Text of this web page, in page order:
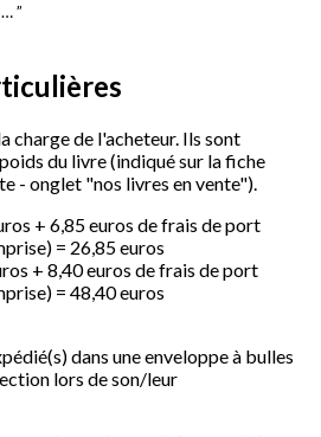
”
charge de l'acheteur. Ils sont
du livre (indiqué sur la fiche
- onglet "nos livres en vente").
+ 6,85 euros de frais de port
= 26,85 euros
8,40 euros de frais de port
= 48,40 euros
dans une enveloppe à bulles
lors de son/leur